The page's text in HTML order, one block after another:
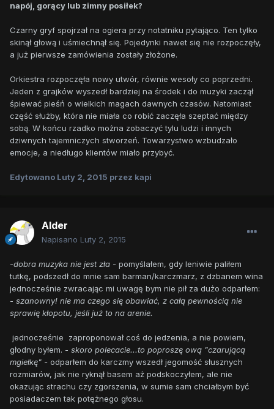
napój, gorący lub zimny posiłek?
Czarny gryf spojrzał na ogiera przy notatniku pytająco. Ten tylko
skinął głową i uśmiechnął się. Pojedynki nawet się nie rozpoczęły,
a już pierwsze zamówienia zostały złożone.
Orkiestra rozpoczęła nowy utwór, równie wesoły co poprzedni.
Jeden z grajków wyszedł bardziej na środek i do muzyki zaczął
śpiewać pieśń o wielkich magach dawnych czasów. Natomiast
część służby, która nie miała co robić zaczęła szeptać między
sobą. W końcu rzadko można zobaczyć tylu ludzi i innych
dziwnych tajemniczych stworzeń. Towarzystwo wzbudzało
emocje, a niedługo klientów miało przybyć.
Edytowano Luty 2, 2015 przez kapi
Alder
Napisano Luty 2, 2015
-dobra muzyka nie jest zła - pomyślałem, gdy leniwie paliłem
tutkę, podszedł do mnie sam barman/karczmarz, z dzbanem wina
jednocześnie zwracając mi uwagę bym nie pił za dużo odparłem:
- szanowny! nie ma czego się obawiać, z całą pewnością nie
sprawię kłopotu, jeśli już to na arenie.
jednocześnie zaproponował coś do jedzenia, a nie powiem,
głodny byłem. - skoro polecacie...to poproszę ową "czarującą
mgiełkę" - odparłem do karczmy wszedł jegomość słusznych
rozmiarów, jak nie ryknął basem aż podskoczyłem, ale nie
okazując strachu czy zgorszenia, w sumie sam chciałbym być
posiadaczem tak potężnego głosu.